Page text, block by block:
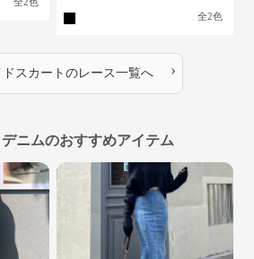
全2色
スカート のレース一覧へ ›
ニムのおすすめアイテム